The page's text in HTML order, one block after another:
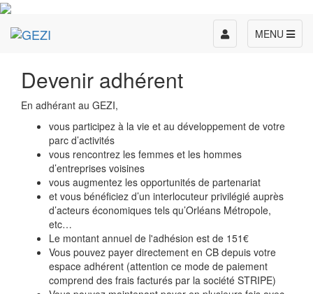
MENU
Toggle
navigation
Devenir adhérent
En adhérant au GEZI,
vous participez à la vie et au développement de votre
parc d’activités
vous rencontrez les femmes et les hommes
d’entreprises voisines
vous augmentez les opportunités de partenariat
et vous bénéficiez d’un interlocuteur privilégié auprès
d’acteurs économiques tels qu’Orléans Métropole,
etc…
Le montant annuel de l'adhésion est de 151€
Vous pouvez payer directement en CB depuis votre
espace adhérent (attention ce mode de paiement
comprend des frais facturés par la société STRIPE)